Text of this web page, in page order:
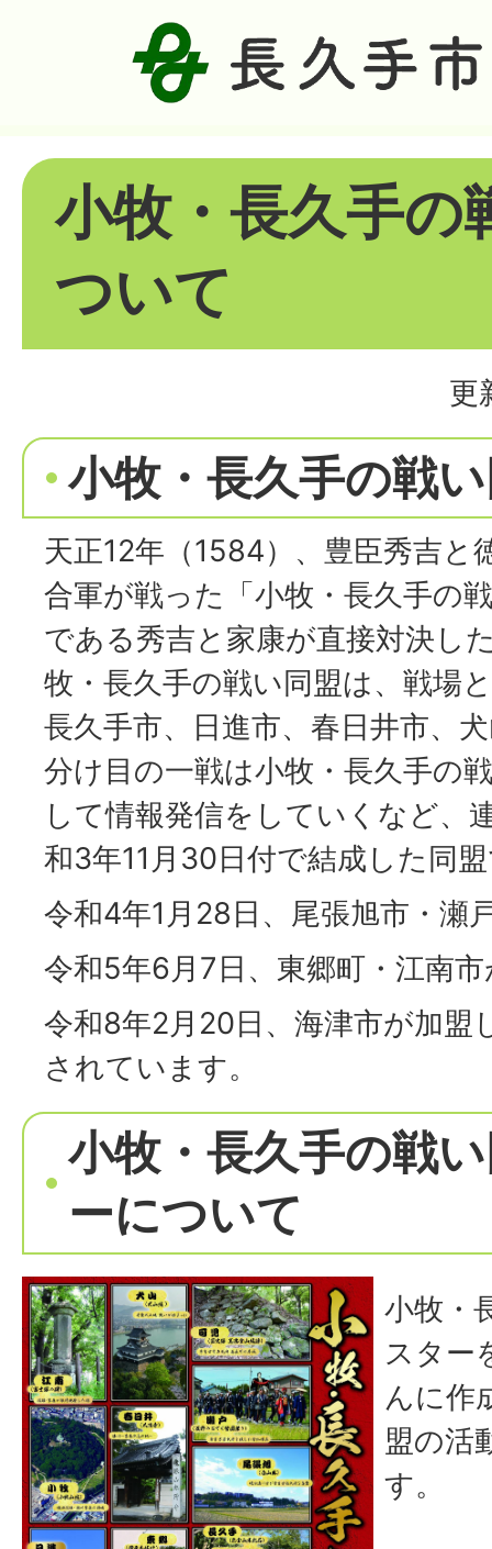
小牧・長久手の
ついて
更
小牧・長久手の戦
天正12年（1584）、豊臣秀吉と
合軍が戦った「小牧・長久手の
である秀吉と家康が直接対決し
牧・長久手の戦い同盟は、戦場
長久手市、日進市、春日井市、
分け目の一戦は小牧・長久手の
して情報発信をしていくなど、
和3年11月30日付で結成した同
令和4年1月28日、尾張旭市・瀬
令和5年6月7日、東郷町・江南
令和8年2月20日、海津市が加盟
されています。
小牧・長久手の戦
ーについて
小牧・
スター
んに作
盟の活
す。